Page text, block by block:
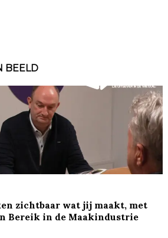
BEELD
zichtbaar wat jij maakt, met
Bereik in de Maakindustrie